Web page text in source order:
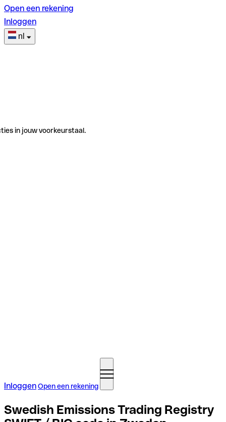
Open een rekening
Inloggen
nl
in jouw voorkeurstaal.
InloggenOpen een rekening
Swedish Emissions Trading Registry